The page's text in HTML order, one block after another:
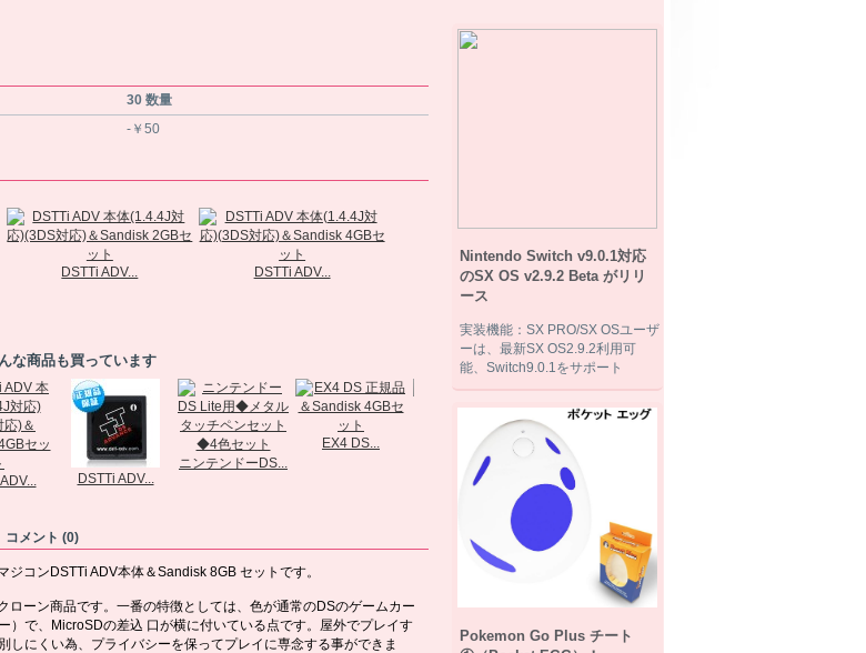
30 数量
-￥50
DSTTi ADV... DSTTi ADV...
な商品も買っています
DSTTi ADV...
ニンテンドーDS...
EX4 DS...
カードリーダー
R4i gold...
コメント (0)
ジコンDSTTi ADV本体＆Sandisk 8GB セットです。
ローン商品です。一番の特徴としては、色が通常のDSのゲームカー
）で、MicroSDの差込 口が横に付いている点です。屋外でプレイす
しにくい為、プライバシーを保ってプレイに専念する事ができま
Nintendo Switch v9.0.1対応
のSX OS v2.9.2 Beta がリリ
ース
実装機能：SX PRO/SX OSユーザ
ーは、最新SX OS2.9.2利用可
能、Switch9.0.1をサポート
Pokemon Go Plus チート